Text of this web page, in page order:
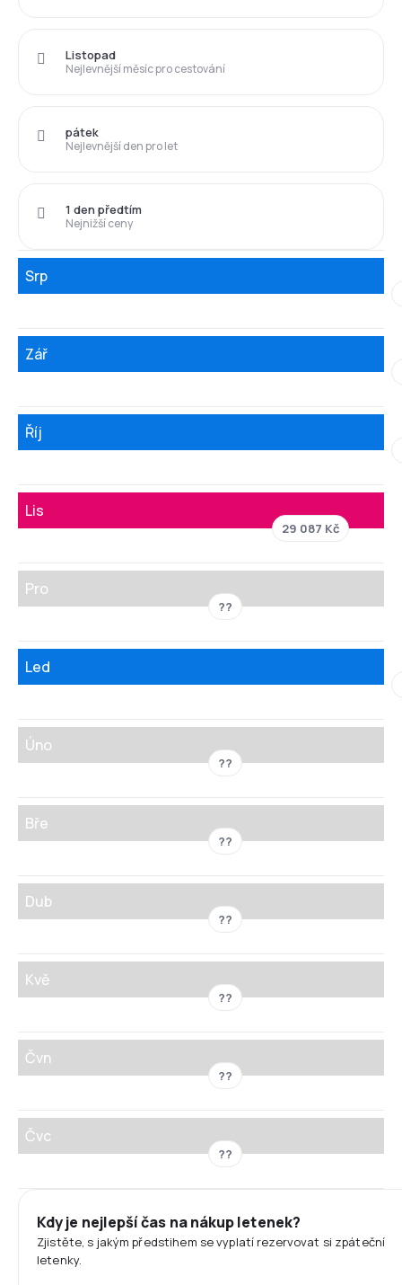
Nejlevnější měsíc pro cestování
Listopad
Nejlevnější den pro let
pátek
Nejnižší ceny
1 den předtím
Srp
Zář
Říj
Lis
29 087 Kč
Pro
??
Led
Úno
??
Bře
??
Dub
??
Kvě
??
Čvn
??
Čvc
??
Kdy je nejlepší čas na nákup letenek?
Zjistěte, s jakým předstihem se vyplatí rezervovat si zpáteční
letenky.